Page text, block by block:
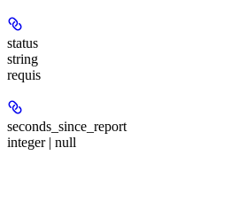
status
string
requis
seconds_since_report
integer | null